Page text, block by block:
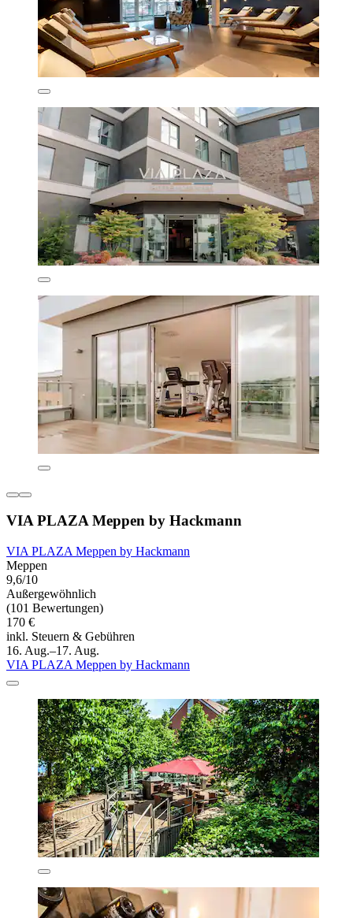
VIA PLAZA Meppen by Hackmann
VIA PLAZA Meppen by Hackmann
Meppen
9,6/10
Außergewöhnlich
(101 Bewertungen)
170 €
inkl. Steuern & Gebühren
16. Aug.–17. Aug.
VIA PLAZA Meppen by Hackmann